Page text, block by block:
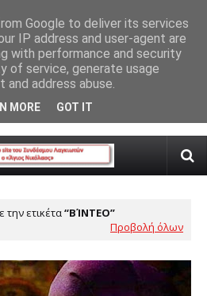
Συνδέσμου Λαγκιωτών (βίντεο)
Advertisement
ετικέτα ΒΊΝΤΕΟ
Προβολή όλων
Google to deliver its services
IP address and user-agent are
with performance and security
of service, generate usage
address abuse.
MORE GOT IT